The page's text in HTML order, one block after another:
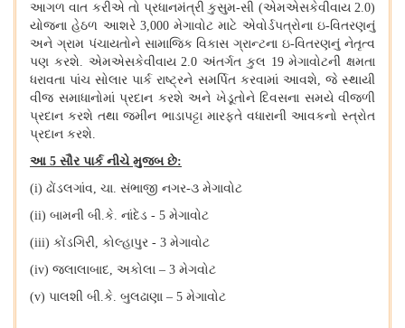
આગળ વાત કરીએ તો પ્રધાનમંત્રી કુસુમ-સી (એમએસકેવીવાય 2.0)
યોજના હેઠળ આશરે 3,000 મેગાવોટ માટે એવોર્ડપત્રોના ઇ-વિતરણનું
અને ગ્રામ પંચાયતોને સામાજિક વિકાસ ગ્રાન્ટના ઇ-વિતરણનું નેતૃત્વ
પણ કરશે. એમએસકેવીવાય 2.0 અંતર્ગત કુલ 19 મેગાવોટની ક્ષમતા
ધરાવતા પાંચ સોલાર પાર્ક રાષ્ટ્રને સમર્પિત કરવામાં આવશે, જે સ્થાયી
વીજ સમાધાનોમાં પ્રદાન કરશે અને ખેડૂતોને દિવસના સમયે વીજળી
પ્રદાન કરશે તથા જમીન ભાડાપટ્ટા મારફતે વધારાની આવકનો સ્ત્રોત
પ્રદાન કરશે.
આ 5 સૌર પાર્ક નીચે મુજબ છે:
(i) ઢોંડલગાંવ, ચા. સંભાજી નગર-૩ મેગાવોટ
(ii) બામની બી.કે. નાંદેડ - 5 મેગાવોટ
(iii) કોંડગિરી, કોલ્હાપુર - 3 મેગાવોટ
(iv) જલાલાબાદ, અકોલા – 3 મેગવોટ
(v) પાલશી બી.કે. બુલઢાણા – 5 મેગાવોટ